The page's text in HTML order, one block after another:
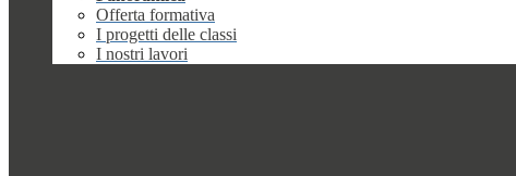
Offerta formativa
I progetti delle classi
I nostri lavori